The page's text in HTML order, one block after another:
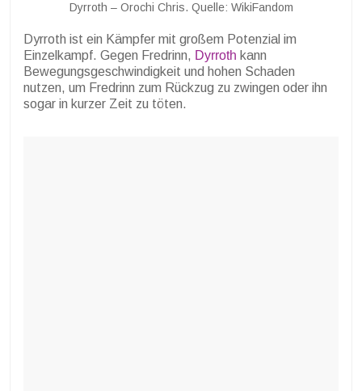
Dyrroth – Orochi Chris. Quelle: WikiFandom
Dyrroth ist ein Kämpfer mit großem Potenzial im
Einzelkampf. Gegen Fredrinn, Dyrroth kann
Bewegungsgeschwindigkeit und hohen Schaden
nutzen, um Fredrinn zum Rückzug zu zwingen oder ihn
sogar in kurzer Zeit zu töten.